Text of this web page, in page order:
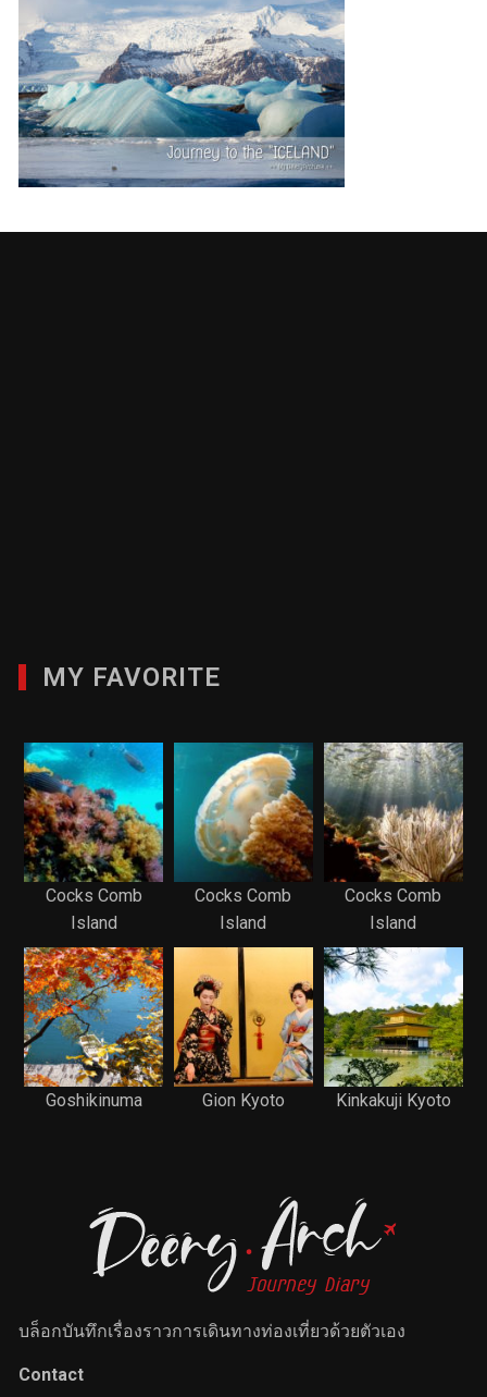
MY FAVORITE
Cocks Comb
Island
Cocks Comb
Island
Cocks Comb
Island
Goshikinuma Gion Kyoto Kinkakuji Kyoto
บล็อกบันทึกเรื่องราวการเดินทางท่องเที่ยวด้วยตัวเอง
Contact